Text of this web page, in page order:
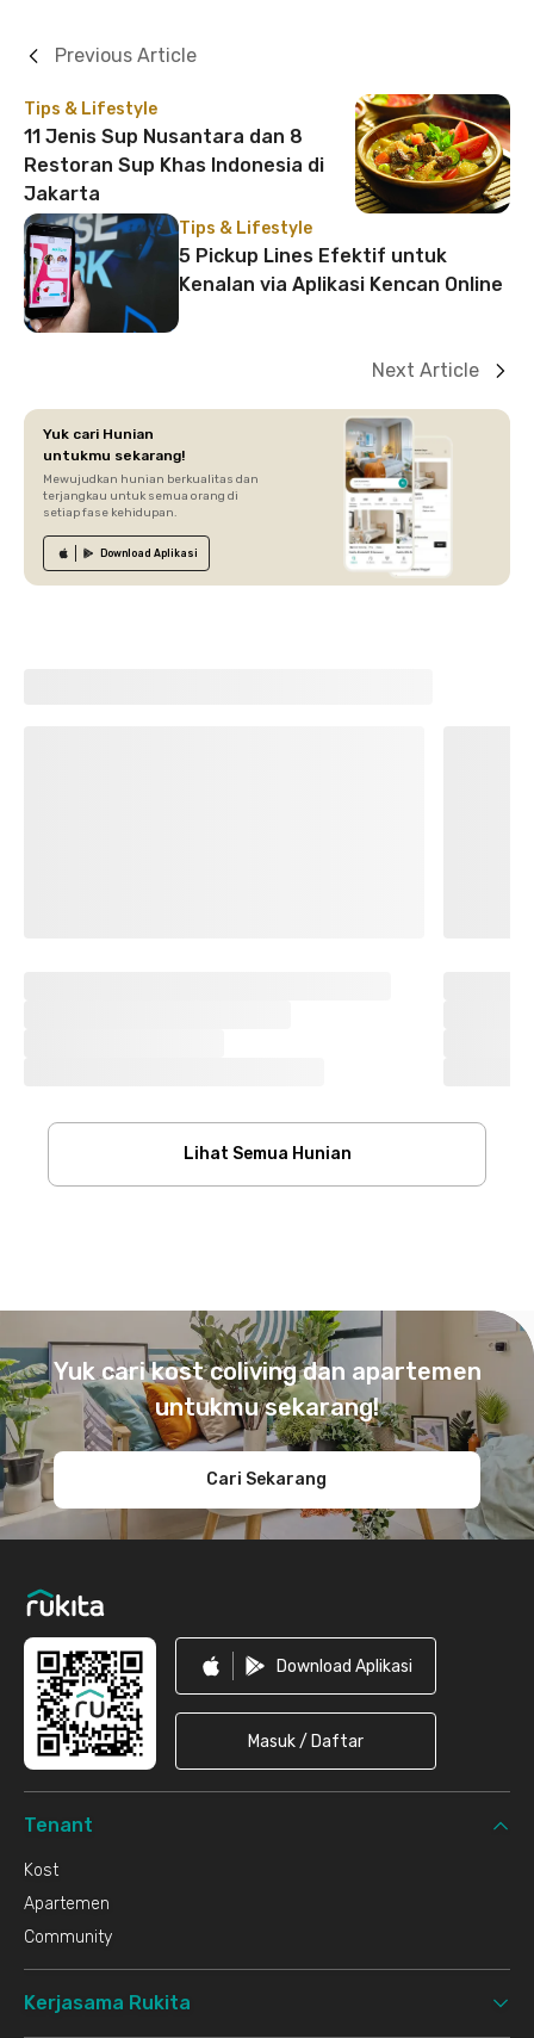
Tips & Lifestyle
11 Jenis Sup Nusantara dan 8
Restoran Sup Khas Indonesia di
Jakarta
Previous Article
Tips & Lifestyle
5 Pickup Lines Efektif untuk
Kenalan via Aplikasi Kencan Online
Next Article
Yuk cari Hunian
untukmu sekarang!
Mewujudkan hunian berkualitas dan
terjangkau untuk semua orang di
setiap fase kehidupan.
Download Aplikasi
Lihat Semua Hunian
Yuk cari kost coliving dan apartemen
untukmu sekarang!
Cari Sekarang
Download Aplikasi
Masuk / Daftar
Tenant
Kost
Apartemen
Community
Kerjasama Rukita